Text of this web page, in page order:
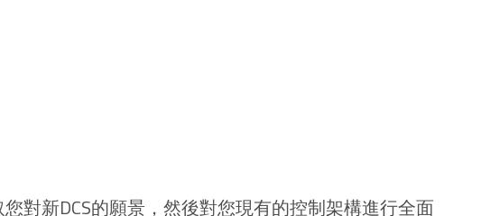
對新DCS的願景，然後對您現有的控制架構進行全面